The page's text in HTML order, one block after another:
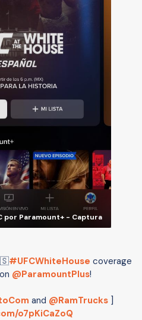
por Paramount+ - Captura
#UFCWhiteHouse coverage
@ParamountPlus!
and @RamTrucks ]
o7pKiCaZoQ